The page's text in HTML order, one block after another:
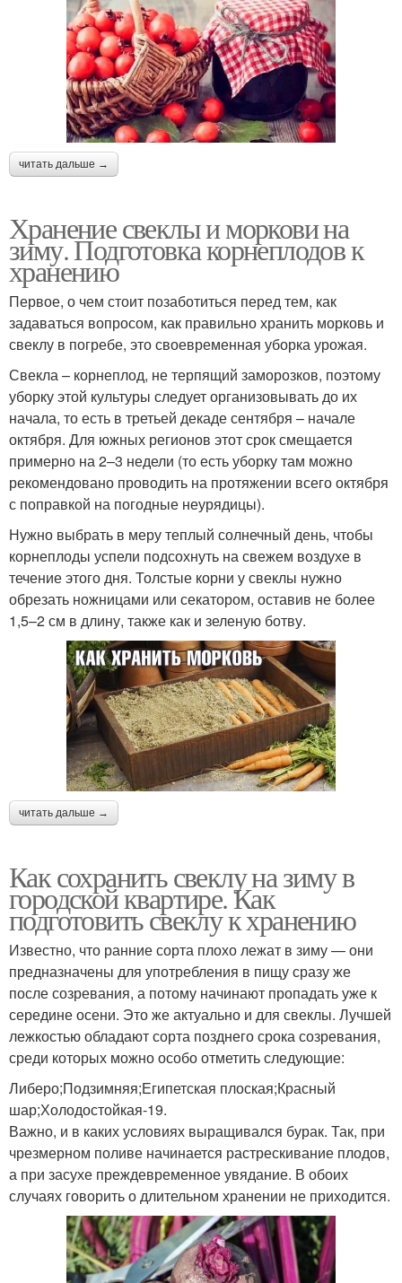
читать дальше →
Хранение свеклы и моркови на
зиму. Подготовка корнеплодов к
хранению
Первое, о чем стоит позаботиться перед тем, как
задаваться вопросом, как правильно хранить морковь и
свеклу в погребе, это своевременная уборка урожая.
Свекла – корнеплод, не терпящий заморозков, поэтому
уборку этой культуры следует организовывать до их
начала, то есть в третьей декаде сентября – начале
октября. Для южных регионов этот срок смещается
примерно на 2–3 недели (то есть уборку там можно
рекомендовано проводить на протяжении всего октября
с поправкой на погодные неурядицы).
Нужно выбрать в меру теплый солнечный день, чтобы
корнеплоды успели подсохнуть на свежем воздухе в
течение этого дня. Толстые корни у свеклы нужно
обрезать ножницами или секатором, оставив не более
1,5–2 см в длину, также как и зеленую ботву.
читать дальше →
Как сохранить свеклу на зиму в
городской квартире. Как
подготовить свеклу к хранению
Известно, что ранние сорта плохо лежат в зиму — они
предназначены для употребления в пищу сразу же
после созревания, а потому начинают пропадать уже к
середине осени. Это же актуально и для свеклы. Лучшей
лежкостью обладают сорта позднего срока созревания,
среди которых можно особо отметить следующие:
Либеро;Подзимняя;Египетская плоская;Красный
шар;Холодостойкая-19.
Важно, и в каких условиях выращивался бурак. Так, при
чрезмерном поливе начинается растрескивание плодов,
а при засухе преждевременное увядание. В обоих
случаях говорить о длительном хранении не приходится.